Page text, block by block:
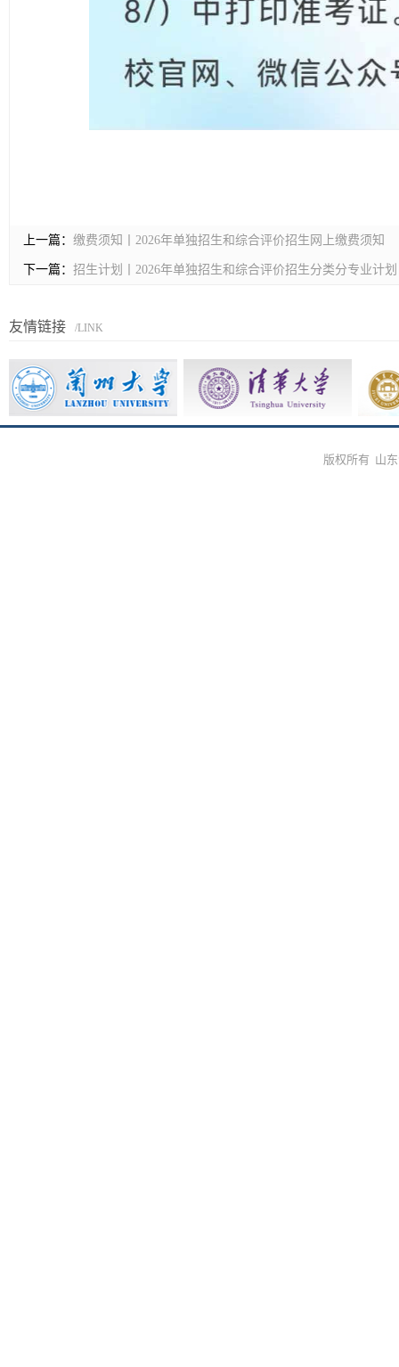
上一篇： 缴费须知丨2026年单独招生和综合评价招生网上缴费须知
下一篇： 招生计划丨2026年单独招生和综合评价招生分类分专业计划
友情链接 /LINK
版权所有 山